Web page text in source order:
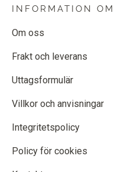
INFORMATION OM
Om oss
Frakt och leverans
Uttagsformulär
Villkor och anvisningar
Integritetspolicy
Policy för cookies